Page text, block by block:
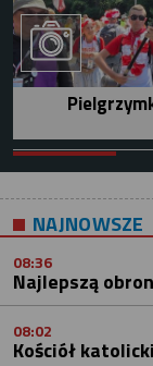
NAJNOWSZE
08:36
Najlepszą
08:02
Kościół